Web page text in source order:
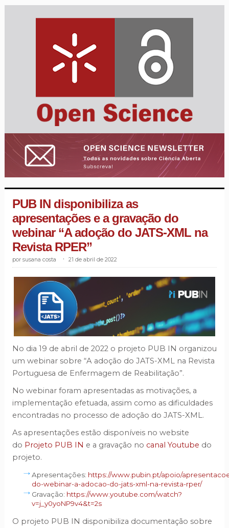
PUB IN disponibiliza as
apresentações e a gravação do
webinar “A adoção do JATS-XML na
Revista RPER”
susana costa 21 de abril de 2022
No dia 19 de abril de 2022 o projeto PUB IN organizou
um webinar sobre “A adoção do JATS-XML na Revista
Portuguesa de Enfermagem de Reabilitação”.
No webinar foram apresentadas as motivações, a
implementação efetuada, assim como as dificuldades
encontradas no processo de adoção do JATS-XML.
As apresentações estão disponíveis no website
do Projeto PUB IN e a gravação no canal Youtube do
projeto.
Apresentações: https://www.pubin.pt/apoio/
do-webinar-a-adocao-do-jats-xml-na-revista-rper/
Gravação: https://www.youtube.com/watch?
v=j_y0yoNP9v4&t=2s
O projeto PUB IN disponibiliza documentação sobre